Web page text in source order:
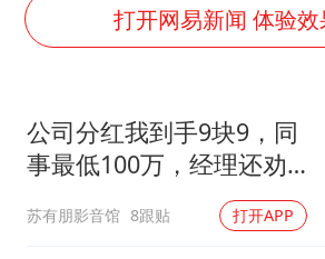
22岁女生独闯
万岁山接盘
习近平心系体
打开网易新闻 体验
公司分红我到手9块9，同
事最低100万，经理还劝
我续签，我笑了：不签了
苏有朋影音馆 8跟贴 打开APP